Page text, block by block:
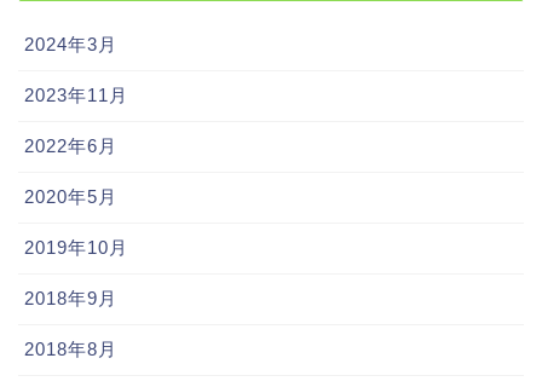
2024年3月
2023年11月
2022年6月
2020年5月
2019年10月
2018年9月
2018年8月